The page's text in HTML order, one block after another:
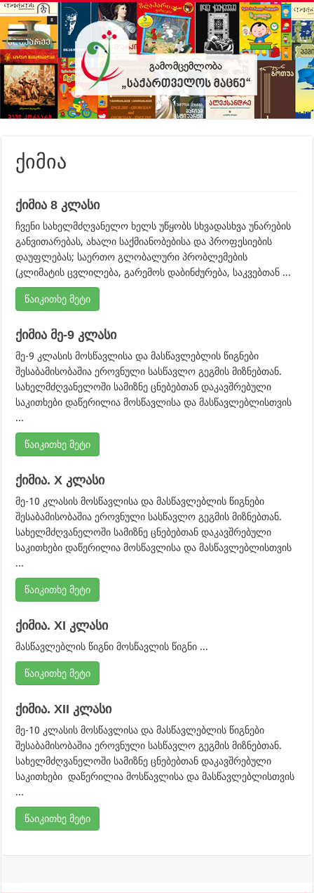
ქიმია
ქიმია 8 კლასი
ჩვენი სახელმძღვანელო ხელს უწყობს სხვადასხვა უნარების
განვითარებას, ახალი საქმიანობებისა და პროფესიების
დაუფლებას; საერთო გლობალური პრობლემების
(კლიმატის ცვლილება, გარემოს დაბინძურება, საკვებთან ...
წაიკითხე მეტი
ქიმია მე-9 კლასი
მე-9 კლასის მოსწავლისა და მასწავლებლის წიგნები
შესაბამისობაშია ეროვნული სასწავლო გეგმის მიზნებთან.
სახელმძღვანელოში სამიზნე ცნებებთან დაკავშრებული
საკითხები დაწერილია მოსწავლისა და მასწავლებლისთვის
...
წაიკითხე მეტი
ქიმია. X კლასი
მე-10 კლასის მოსწავლისა და მასწავლებლის წიგნები
შესაბამისობაშია ეროვნული სასწავლო გეგმის მიზნებთან.
სახელმძღვანელოში სამიზნე ცნებებთან დაკავშრებული
საკითხები დაწერილია მოსწავლისა და მასწავლებლისთვის
...
წაიკითხე მეტი
ქიმია. XI კლასი
მასწავლებლის წიგნი მოსწავლის წიგნი ...
წაიკითხე მეტი
ქიმია. XII კლასი
მე-10 კლასის მოსწავლისა და მასწავლებლის წიგნები
შესაბამისობაშია ეროვნული სასწავლო გეგმის მიზნებთან.
სახელმძღვანელოში სამიზნე ცნებებთან დაკავშრებული
საკითხები დაწერილია მოსწავლისა და მასწავლებლისთვის
...
წაიკითხე მეტი